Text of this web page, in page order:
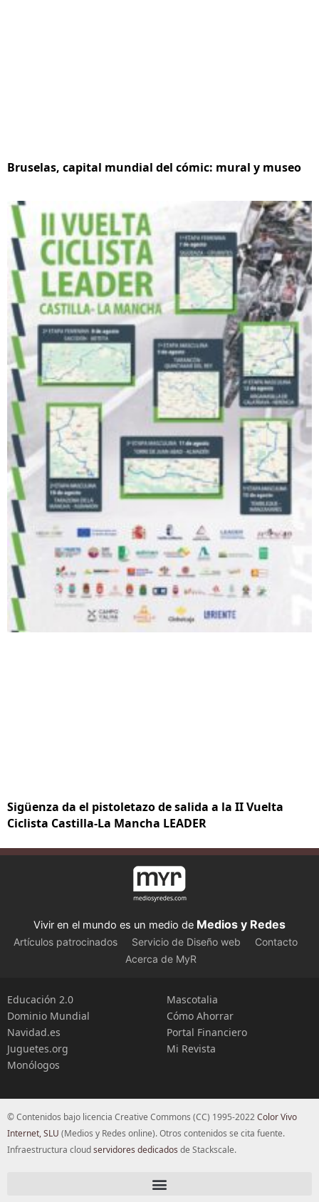
Bruselas, capital mundial del cómic: mural y museo
Sigüenza da el pistoletazo de salida a la II Vuelta
Ciclista Castilla-La Mancha LEADER
Vivir en el mundo es un medio de Medios y Redes
Artículos patrocinados Servicio de Diseño web
Contacto
Acerca de MyR
Educación 2.0
Dominio Mundial
Navidad.es
Juguetes.org
Monólogos
Mascotalia
Cómo Ahorrar
Portal Financiero
Mi Revista
© Contenidos bajo licencia Creative Commons (CC) 1995-2022Color Vivo
Internet, SLU (Medios y Redes online). Otros contenidos se cita fuente.
Infraestructura cloudservidores dedicados de Stackscale.